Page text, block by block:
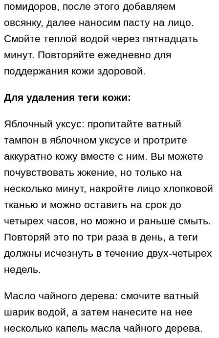
помидоров, после этого добавляем
овсянку, далее наносим пасту на лицо.
Смойте теплой водой через пятнадцать
минут. Повторяйте ежедневно для
поддержания кожи здоровой.
Для удаления теги кожи:
Яблочный уксус: пропитайте ватный
тампон в яблочном уксусе и протрите
аккуратно кожу вместе с ним. Вы можете
почувствовать жжение, но только на
несколько минут, накройте лицо хлопковой
тканью и можно оставить на срок до
четырех часов, но можно и раньше смыть.
Повторяй это по три раза в день, а теги
должны исчезнуть в течение двух-четырех
недель.
Масло чайного дерева: смочите ватный
шарик водой, а затем нанесите на нее
несколько капель масла чайного дерева.